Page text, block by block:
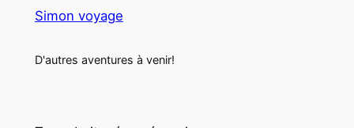
Simon voyage
D'autres aventures à venir!